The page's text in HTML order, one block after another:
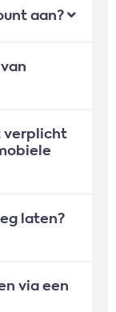
aan?
verplicht
laten?
via een